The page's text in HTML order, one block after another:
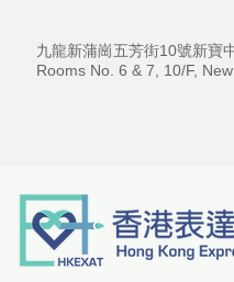
九龍新蒲崗五芳街10號新寶
Rooms No. 6 & 7, 10/F,